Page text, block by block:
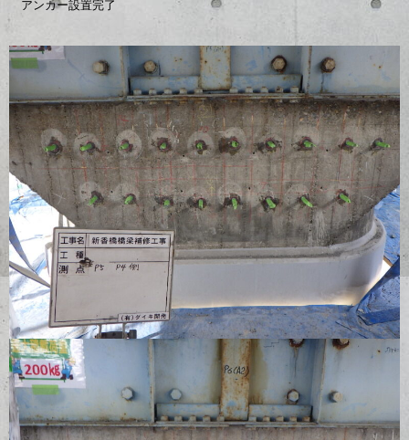
アンカー設置完了